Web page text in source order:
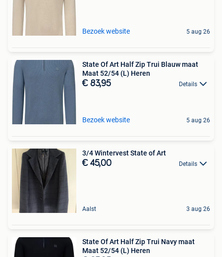
Bezoek website 5 aug 26
State Of Art Half Zip Trui Blauw maat
Maat 52/54 (L) Heren
€ 83,95 Details
Bezoek website 5 aug 26
3/4 Wintervest State of Art
€ 45,00 Details
Aalst 3 aug 26
State Of Art Half Zip Trui Navy maat
Maat 52/54 (L) Heren